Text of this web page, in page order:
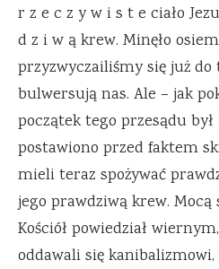
r z e c z y w i s t e ciało
d z i w ą krew. Minęło
przyzwyczailiśmy się już
bulwersują nas. Ale – jak
początek tego przesądu
postawiono przed faktem
mieli teraz spożywać
jego prawdziwą krew.
Kościół powiedział
oddawali się